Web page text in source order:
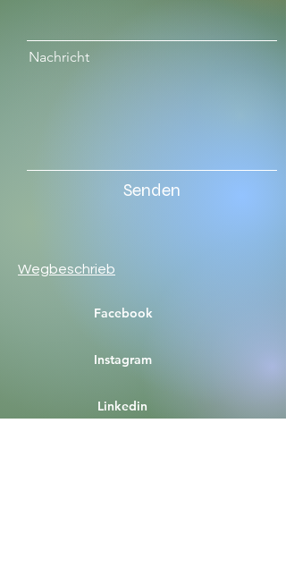
Nachricht
Senden
Wegbeschrieb
Facebook
Instagram
Linkedin